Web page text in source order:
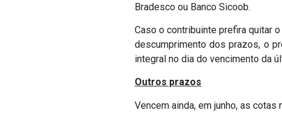
Bradesco ou Banco Sicoob.
Caso o contribuinte prefira quitar
descumprimento dos prazos, o
integral no dia do vencimento da
Outros prazos
Vencem ainda, em junho, as